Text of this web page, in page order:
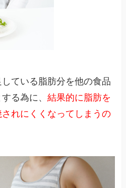
ている脂肪分を他の食品
る為に、結果的に脂肪を
れにくくなってしまうの